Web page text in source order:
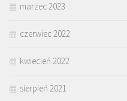
marzec 2023
czerwiec 2022
kwiecień 2022
sierpień 2021